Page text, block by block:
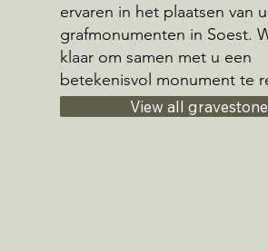
ervaren in het plaatsen van
grafmonumenten in Soest.
klaar om samen met u een
betekenisvol monument te
View all